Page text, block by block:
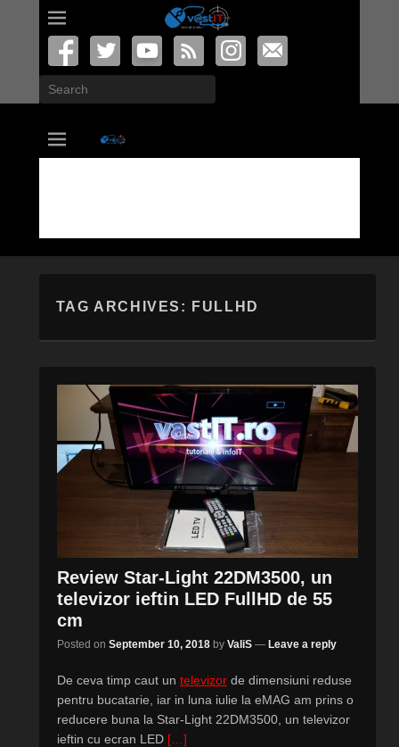
Search
vastIT.ro
Blog de Tehnologie
TAG ARCHIVES: FULLHD
Review Star-Light 22DM3500, un
televizor ieftin LED FullHD de 55
cm
Posted on September 10, 2018 by ValiS — Leave a reply
De ceva timp caut un televizor de dimensiuni reduse
pentru bucatarie, iar in luna iulie la eMAG am prins o
reducere buna la Star-Light 22DM3500, un televizor
ieftin cu ecran LED […]